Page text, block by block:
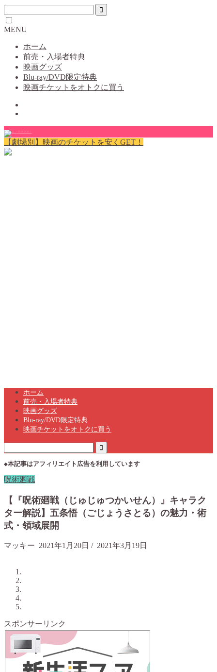
MENU
ホーム
前売・入場者特典
映画グッズ
Blu-ray/DVD限定特典
映画チケットをオトクに買う
【劇場別】映画のチケットを安くGET！
ホーム
前売・入場者特典
映画グッズ
Blu-ray/DVD限定特典
映画チケットをオトクに買う
◆本記事はアフィリエイト広告を利用しています
呪術廻戦
【『呪術廻戦（じゅじゅつかいせん）』キャラク
ター解説】五条悟（ごじょうさとる）の魅力・術
式・領域展開
マッキー 2021年1月20日 / 2021年3月19日
スポンサーリンク